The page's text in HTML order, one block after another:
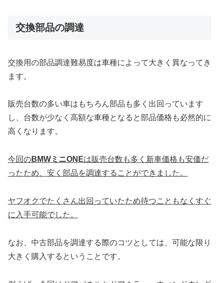
交換部品の調達
交換用の部品調達難易度は車種によって大きく異なってき
ます。
販売台数の多い車はもちろん部品も多く出回っています
し、台数が少なく高額な車種となると部品価格も必然的に
高くなります。
今回のBMWミニONEは販売台数も多く新車価格も安価だ
ったため、安く部品を調達することができました。
ヤフオクでたくさん出回っていたため待つこともなくすぐ
に入手可能でした。
なお、中古部品を調達する際のコツとしては、可能な限り
大きく購入するということです。